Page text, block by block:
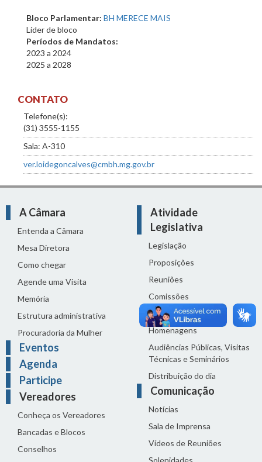
Bloco Parlamentar: BH MERECE MAIS
Líder de bloco
Períodos de Mandatos:
2023 a 2024
2025 a 2028
CONTATO
Telefone(s):
(31) 3555-1155
Sala: A-310
ver.loidegoncalves@cmbh.mg.gov.br
A Câmara
Entenda a Câmara
Mesa Diretora
Como chegar
Agende uma Visita
Memória
Estrutura administrativa
Procuradoria da Mulher
Eventos
Agenda
Participe
Vereadores
Conheça os Vereadores
Bancadas e Blocos
Conselhos
Atividade
Legislativa
Legislação
Proposições
Reuniões
Comissões
Ciclo Orçamentário
Homenagens
Audiências Públicas, Visitas
Técnicas e Seminários
Distribuição do dia
Comunicação
Notícias
Sala de Imprensa
Vídeos de Reuniões
Solenidades